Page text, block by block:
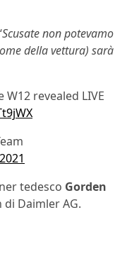
Scusate non potevamo
della vettura) sarà
W12 revealed LIVE
tedesco Gorden
Daimler AG.